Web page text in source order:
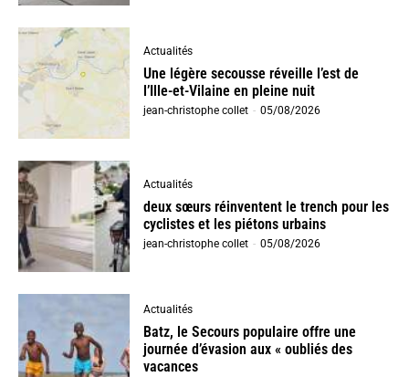
Actualités
Une légère secousse réveille l’est de
l’Ille-et-Vilaine en pleine nuit
jean-christophe collet - 05/08/2026
Actualités
deux sœurs réinventent le trench pour les
cyclistes et les piétons urbains
jean-christophe collet - 05/08/2026
Actualités
Batz, le Secours populaire offre une
journée d’évasion aux « oubliés des
vacances